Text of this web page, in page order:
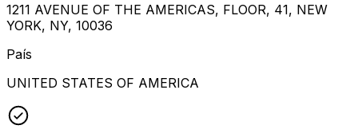
1211 AVENUE OF THE AMERICAS, FLOOR, 41, NEW
YORK, NY, 10036
País
UNITED STATES OF AMERICA